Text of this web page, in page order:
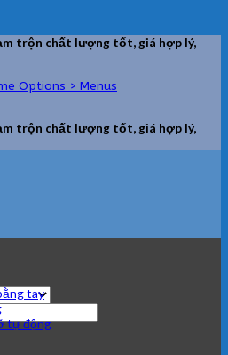
trộn chất lượng tốt, giá hợp lý,
Options > Menus
trộn chất lượng tốt, giá hợp lý,
tay
tự động